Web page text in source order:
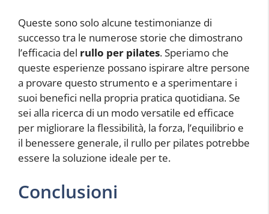
Queste sono solo alcune testimonianze di
successo tra le numerose storie che dimostrano
l’efficacia del rullo per pilates. Speriamo che
queste esperienze possano ispirare altre persone
a provare questo strumento e a sperimentare i
suoi benefici nella propria pratica quotidiana. Se
sei alla ricerca di un modo versatile ed efficace
per migliorare la flessibilità, la forza, l’equilibrio e
il benessere generale, il rullo per pilates potrebbe
essere la soluzione ideale per te.
Conclusioni